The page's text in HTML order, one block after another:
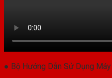
● Bộ Hướng Dẫn Sử Dụng